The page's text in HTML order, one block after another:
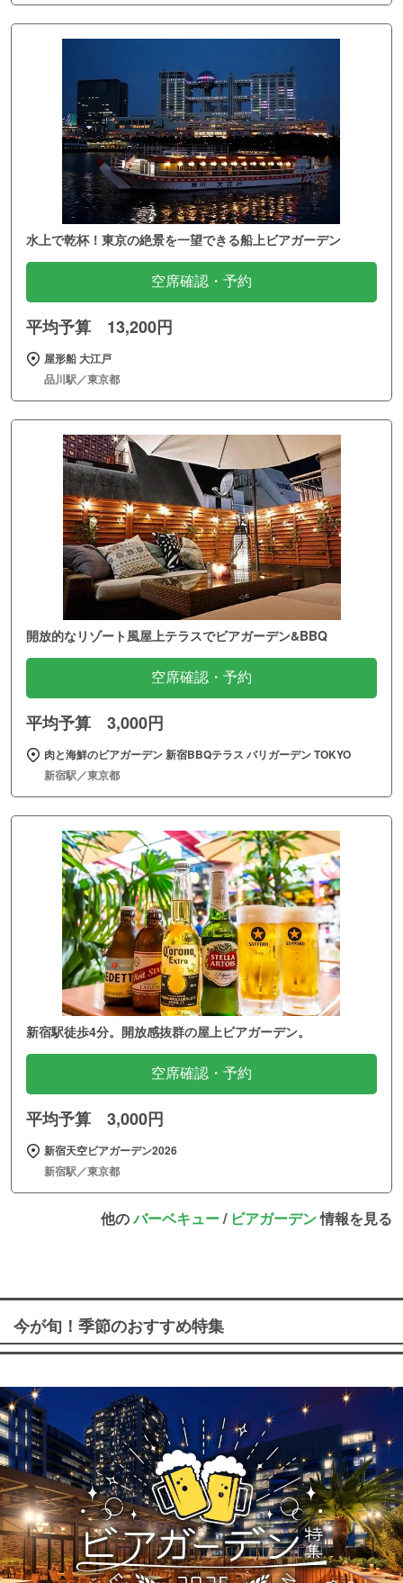
水上で乾杯！東京の絶景を一望できる船上ビアガーデン
空席確認・予約
平均予算 13,200円
屋形船 大江戸
品川駅／東京都
開放的なリゾート風屋上テラスでビアガーデン&BBQ
空席確認・予約
平均予算 3,000円
肉と海鮮のビアガーデン 新宿BBQテラス バリガーデン TOKYO
新宿駅／東京都
新宿駅徒歩4分。開放感抜群の屋上ビアガーデン。
空席確認・予約
平均予算 3,000円
新宿天空ビアガーデン2026
新宿駅／東京都
他のバーベキュー/ ビアガーデン情報を見る
今が旬！季節のおすすめ特集